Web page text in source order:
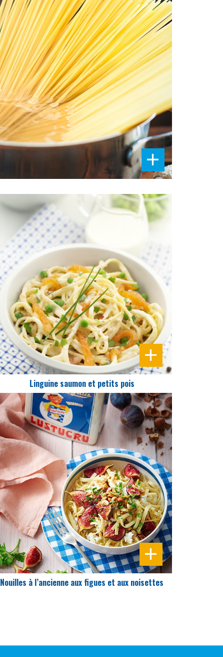
DIFFICULTÉ
PRÉPARATION
20 Min
Linguine saumon et petits pois
DIFFICULTÉ
PRÉPARATION
15 Min
Nouilles à l’ancienne aux figues et aux noisettes